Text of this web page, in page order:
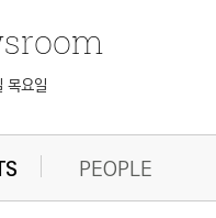
요일
PEOPLE